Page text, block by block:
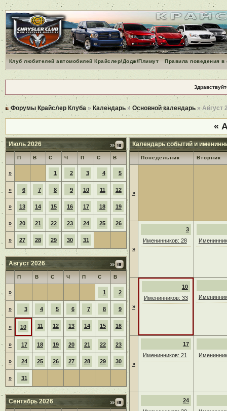
Клуб любителей автомобилей Крайслер/Додж/Плимут Правила поведения
Форумы Крайслер Клуба » Календарь» Основной календарь» Август
«
Июль 2026
П В С Ч П С В
» 1 2 3 4 5
» 6 7 8 9 10 11 12
» 13 14 15 16 17 18 19
» 20 21 22 23 24 25 26
» 27 28 29 30 31
Август 2026
П В С Ч П С В
» 1 2
» 3 4 5 6 7 8 9
» 10 11 12 13 14 15 16
» 17 18 19 20 21 22 23
» 24 25 26 27 28 29 30
» 31
Сентябрь 2026
Календарь событий и
Понедельник Вторник
»
»
3
Именинников: 28
»
10
Именинников: 33
»
17
Именинников: 21
24